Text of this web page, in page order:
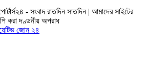
- সংবাদ রাতদিন সাতদিন | আমাদের সাইটের
করা দণ্ডনীয় অপরাধ
জোন ২৪